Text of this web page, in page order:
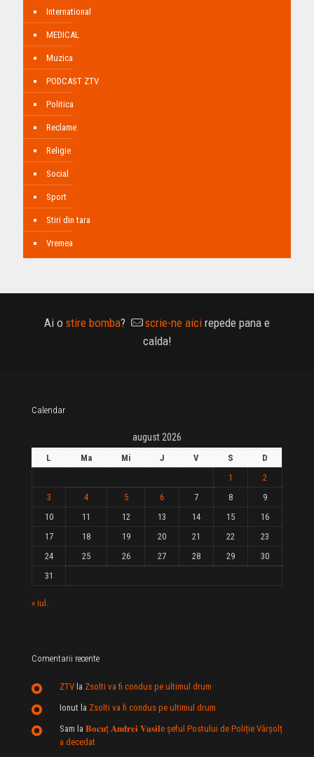
International
MEDICAL
Muzica
PODCAST ZTV
Politica
Reclame
Religie
Social
Sport
Stiri din tara
Vremea
Ai o stire bomba? scrie-ne aici repede pana e
calda!
Calendar
august 2026
L Ma Mi J V S
D
1
2
3
4 5 6 7 8
9
10
11 12 13 14 15
16
17
18 19 20 21 22
23
24
25 26 27 28 29
30
31
« iul.
Comentarii recente
ZTV la Zsolti va fi condus pe ultimul drum
Ionut la Zsolti va fi condus pe ultimul drum
Sam la 𝐁𝐨𝐜𝐮ț 𝐀𝐧𝐝𝐫𝐞𝐢 𝐕𝐚𝐬𝐢𝐥e şeful Postului de Poliție Vârșolț
a decedat